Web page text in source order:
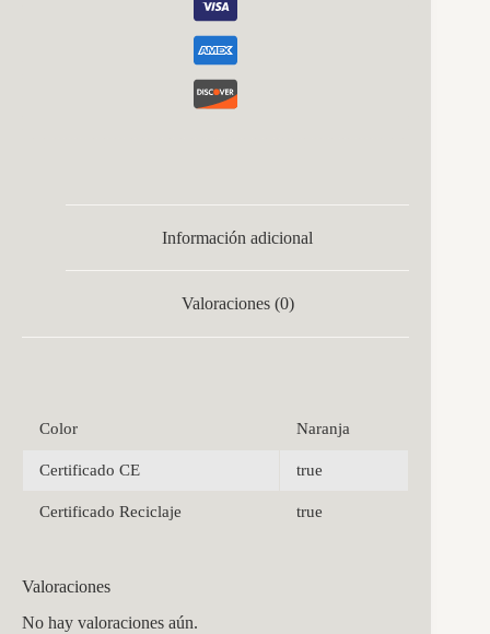
Información adicional
Valoraciones (0)
Color Naranja
Certificado CE true
Certificado Reciclaje true
Valoraciones
No hay valoraciones aún.